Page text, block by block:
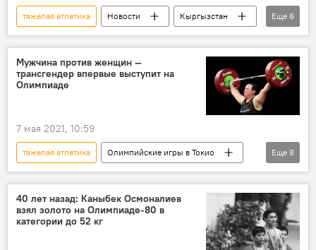
тяжелая атлетика Новости
Кыргызстан
спорт
В мире
Япония
лицензия
Бакдоолот Расулбеков
Олимпийские игры в Токио
Еще 6
Мужчина против женщин —
трансгендер впервые выступит на
Олимпиаде
7 мая 2021, 10:59
тяжелая атлетика
Олимпийские игры в Токио
Новости
Общество
В мире
спорт
Олимпийские игры
Новая Зеландия
трансгендер
Еще 8
40 лет назад: Каныбек Осмоналиев
взял золото на Олимпиаде-80 в
категории до 52 кг